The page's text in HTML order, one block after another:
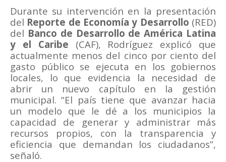
Durante su intervención en la presentación
del Reporte de Economía y Desarrollo (RED)
del Banco de Desarrollo de América Latina
y el Caribe (CAF), Rodríguez explicó que
actualmente menos del cinco por ciento del
gasto público se ejecuta en los gobiernos
locales, lo que evidencia la necesidad de
abrir un nuevo capítulo en la gestión
municipal. “El país tiene que avanzar hacia
un modelo que le dé a los municipios la
capacidad de generar y administrar más
recursos propios, con la transparencia y
eficiencia que demandan los ciudadanos”,
señaló.